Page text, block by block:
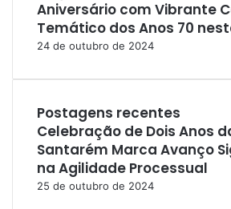
Aniversário com Vibrante
Temático dos Anos 70
24 de outubro de 2024
Postagens recentes
Celebração de Dois Anos
Santarém Marca Avanço
na Agilidade Processual
25 de outubro de 2024